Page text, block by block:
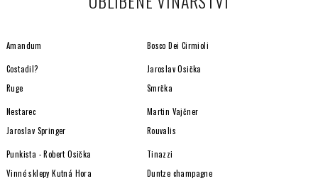
Amandum Bosco Dei Cirmioli
Costadil?
Jaroslav Osička
Ruge
Smrčka
Nestarec
Martin Vajčner
Jaroslav Springer
Rouvalis
Punkista - Robert Osička
Tinazzi
Vinné sklepy Kutná Hora
Duntze champagne